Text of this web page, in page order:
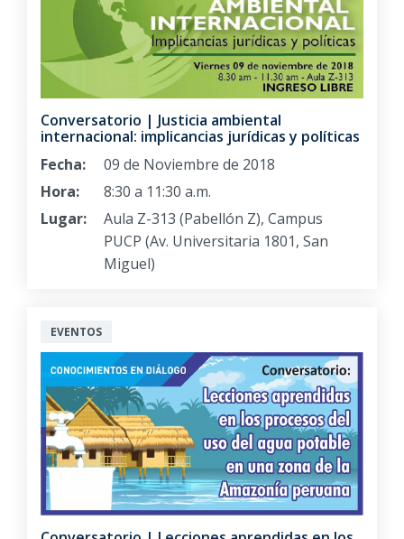
Conversatorio | Justicia ambiental
internacional: implicancias jurídicas y políticas
Fecha:
09 de Noviembre de 2018
Hora:
8:30 a 11:30 a.m.
Lugar:
Aula Z-313 (Pabellón Z), Campus
PUCP (Av. Universitaria 1801, San
Miguel)
EVENTOS